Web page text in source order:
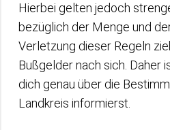
Hierbei gelten jedoch
bezüglich der Menge und
Verletzung dieser Regeln
Bußgelder nach sich. Daher
dich genau über die
Landkreis informierst.